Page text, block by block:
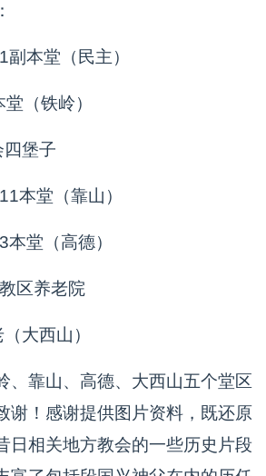
本堂（民主）
（铁岭）
堡子
本堂（靠山）
堂（高德）
区养老院
大西山）
、靠山、高德、大西山五个堂区
谢！感谢提供图片资料，既还原
日相关地方教会的一些历史片段